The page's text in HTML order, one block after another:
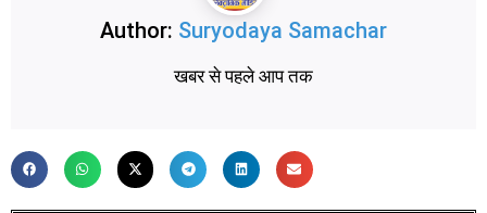
Author: Suryodaya Samachar
खबर से पहले आप तक